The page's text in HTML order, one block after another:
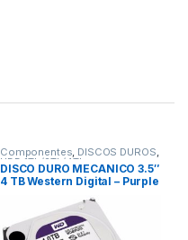
Componentes, DISCOS DUROS,
HDD 1Tb/2Tb/4Tb
DISCO DURO MECANICO 3.5″
4 TB Western Digital – Purple